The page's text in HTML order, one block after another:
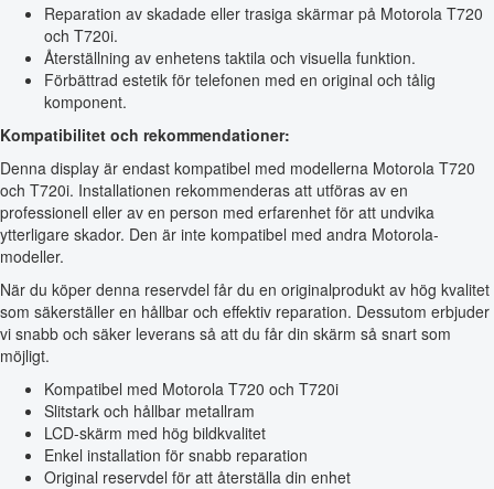
Reparation av skadade eller trasiga skärmar på Motorola T720
och T720i.
Återställning av enhetens taktila och visuella funktion.
Förbättrad estetik för telefonen med en original och tålig
komponent.
Kompatibilitet och rekommendationer:
Denna display är endast kompatibel med modellerna Motorola T720
och T720i. Installationen rekommenderas att utföras av en
professionell eller av en person med erfarenhet för att undvika
ytterligare skador. Den är inte kompatibel med andra Motorola-
modeller.
När du köper denna reservdel får du en originalprodukt av hög kvalitet
som säkerställer en hållbar och effektiv reparation. Dessutom erbjuder
vi snabb och säker leverans så att du får din skärm så snart som
möjligt.
Kompatibel med Motorola T720 och T720i
Slitstark och hållbar metallram
LCD-skärm med hög bildkvalitet
Enkel installation för snabb reparation
Original reservdel för att återställa din enhet